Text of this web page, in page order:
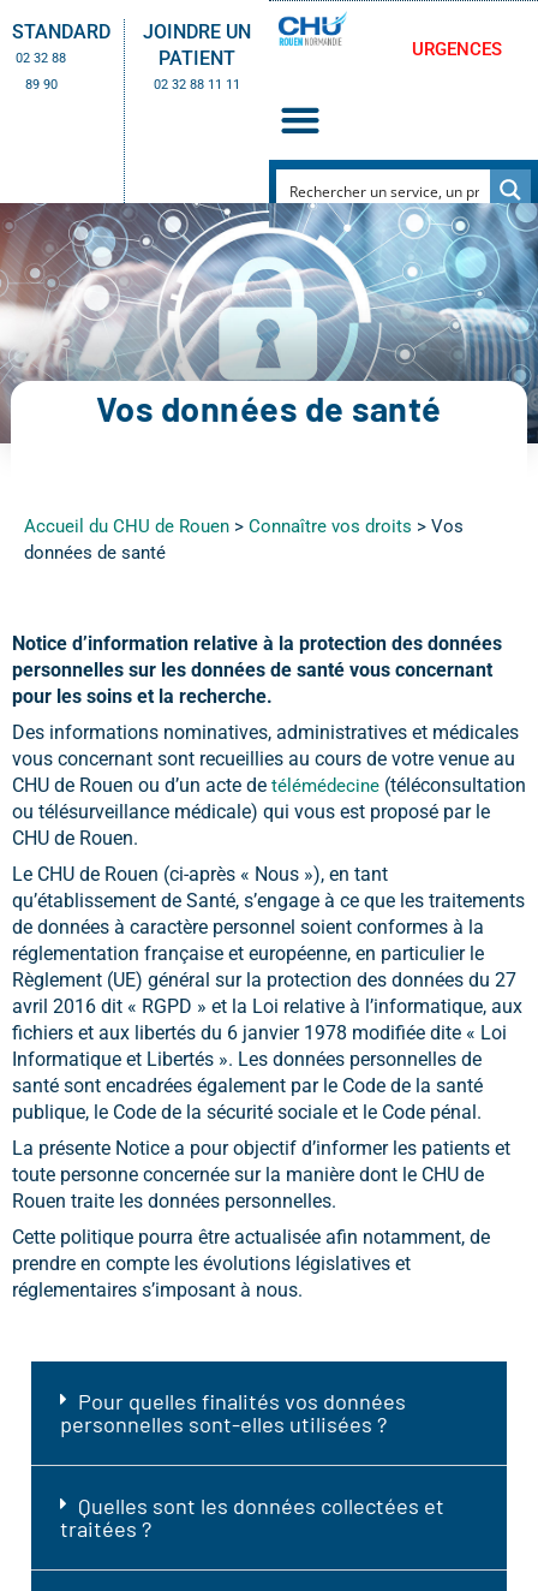
STANDARD
02 32 88
89 90
JOINDRE UN
PATIENT
02 32 88 11 11
URGENCES
Vos données de santé
Accueil du CHU de Rouen > Connaître vos droits > Vos
données de santé
Notice d’information relative à la protection des données
personnelles sur les données de santé vous concernant
pour les soins et la recherche.
Des informations nominatives, administratives et médicales
vous concernant sont recueillies au cours de votre venue au
CHU de Rouen ou d’un acte de télémédecine (téléconsultation
ou télésurveillance médicale) qui vous est proposé par le
CHU de Rouen.
Le CHU de Rouen (ci-après « Nous »), en tant
qu’établissement de Santé, s’engage à ce que les traitements
de données à caractère personnel soient conformes à la
réglementation française et européenne, en particulier le
Règlement (UE) général sur la protection des données du 27
avril 2016 dit « RGPD » et la Loi relative à l’informatique, aux
fichiers et aux libertés du 6 janvier 1978 modifiée dite « Loi
Informatique et Libertés ». Les données personnelles de
santé sont encadrées également par le Code de la santé
publique, le Code de la sécurité sociale et le Code pénal.
La présente Notice a pour objectif d’informer les patients et
toute personne concernée sur la manière dont le CHU de
Rouen traite les données personnelles.
Cette politique pourra être actualisée afin notamment, de
prendre en compte les évolutions législatives et
réglementaires s’imposant à nous.
Pour quelles finalités vos données
personnelles sont-elles utilisées ?
Quelles sont les données collectées et
traitées ?